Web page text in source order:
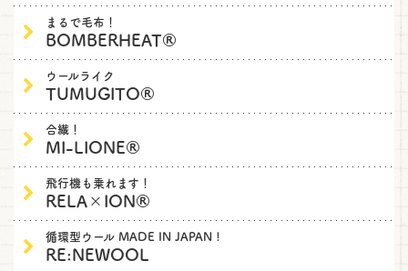
まるで毛布！
BOMBERHEAT®
ウールライク
TUMUGITO®
合繊！
MI-LIONE®
飛行機も乗れます！
RELA×ION®
循環型ウール MADE IN JAPAN !
RE:NEWOOL